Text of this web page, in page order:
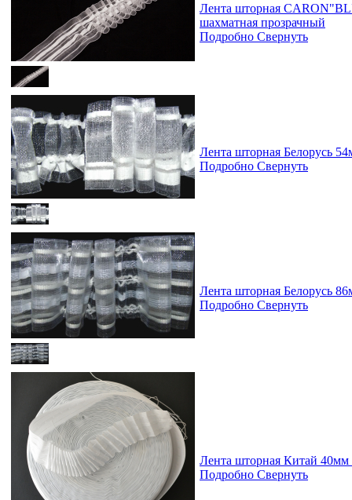
Лента шторная
шахматная прозрачный
Подробно Свернуть
Лента шторная Белорусь
Подробно Свернуть
Лента шторная Белорусь
Подробно Свернуть
Лента шторная Китай
Подробно Свернуть